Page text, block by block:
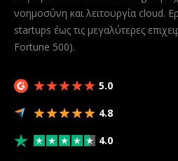
νοημοσύνη και λειτουργία cloud.
startups έως τις μεγαλύτερες
Fortune 500).
5.0
4.8
4.0